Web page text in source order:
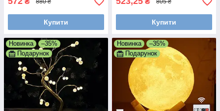
Купити Купити
Новинка
–35%
Подарунок
Новинка
–35%
Подарунок